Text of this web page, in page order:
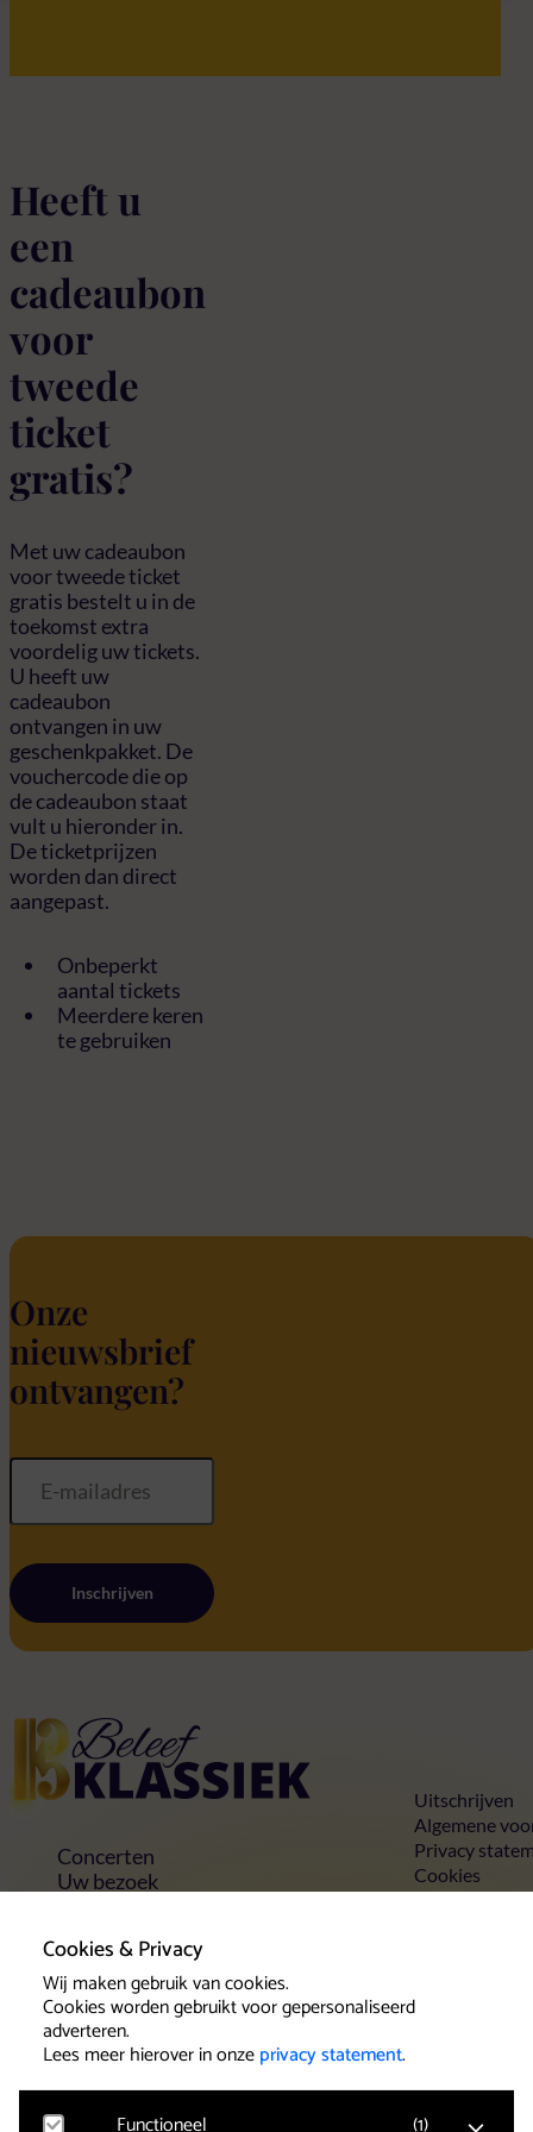
Cookies & Privacy
Wij maken gebruik van cookies.
Cookies worden gebruikt voor gepersonaliseerd
adverteren.
Lees meer hierover in onzeprivacy statement.
Functioneel (1)
Heeft u
een
cadeaubon
voor
tweede
ticket
gratis?
Met uw cadeaubon
voor tweede ticket
gratis bestelt u in de
toekomst extra
voordelig uw tickets.
U heeft uw
cadeaubon
ontvangen in uw
geschenkpakket. De
vouchercode die op
de cadeaubon staat
vult u hieronder in.
De ticketprijzen
worden dan direct
aangepast.
Onbeperkt
aantal tickets
Meerdere keren
te gebruiken
Onze
nieuwsbrief
ontvangen?
Inschrijven
Concerten
Uw bezoek
Vrienden & voordelen
Contact
Klantenservice
Het team van Beleef Klassiek wil u als
Uitschrijven
Algemene
Privacy
Cookies